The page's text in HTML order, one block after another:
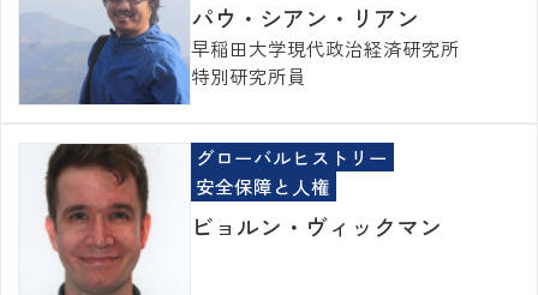
パウ・シアン・リアン
早稲田大学現代政治経済研究所
特別研究所員
グローバルヒストリー
安全保障と人権
ビョルン・ヴィックマン